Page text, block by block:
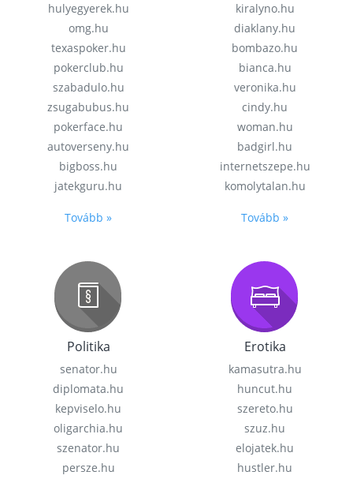
hulyegyerek.hu
omg.hu
texaspoker.hu
pokerclub.hu
szabadulo.hu
zsugabubus.hu
pokerface.hu
autoverseny.hu
bigboss.hu
jatekguru.hu
Tovább »
kiralyno.hu
diaklany.hu
bombazo.hu
bianca.hu
veronika.hu
cindy.hu
woman.hu
badgirl.hu
internetszepe.hu
komolytalan.hu
Tovább »
Politika
senator.hu
diplomata.hu
kepviselo.hu
oligarchia.hu
szenator.hu
persze.hu
Erotika
kamasutra.hu
huncut.hu
szereto.hu
szuz.hu
elojatek.hu
hustler.hu